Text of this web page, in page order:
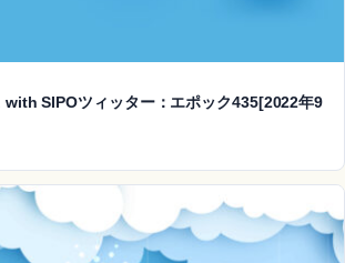
with SIPOツィッター：エポック435[2022年9